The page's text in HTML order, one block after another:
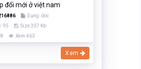
đổi mới ở việt nam
Dạng:.doc
95
Size:337 Kb
Xem:463
Xem